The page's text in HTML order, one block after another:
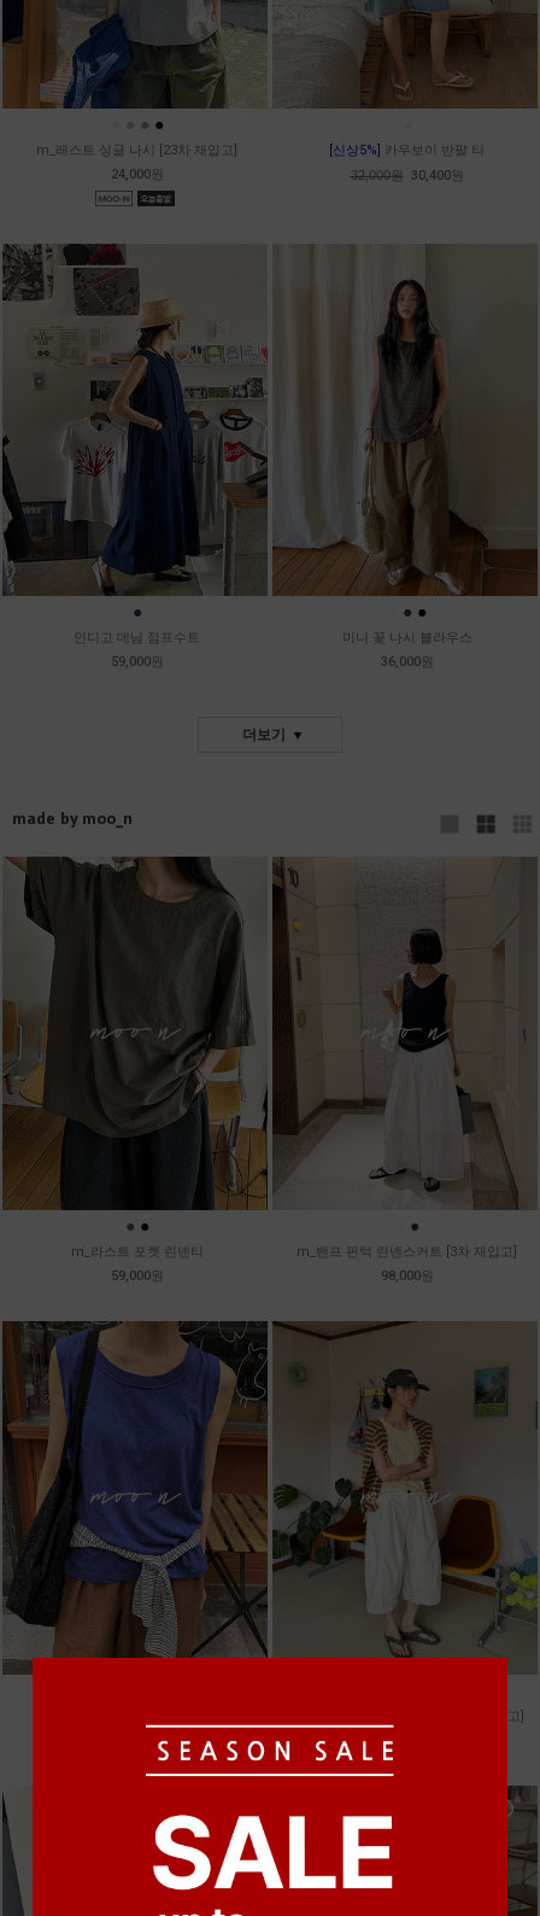
● ● ●
m_레스트 싱글 나시 [23차 재입고]
24,000원
[신상5%] 카우보이 반팔 티
32,000원 30,400원
●
인디고 데님 점프수트
59,000원
● ●
미니 꽃 나시 블라우스
36,000원
더보기
made by moo_n
● ●
m_라스트 포켓 린넨티
59,000원
●
m_밴프 핀턱 린넨스커트 [3차 재입고]
98,000원
28,000원
m_헤세드 스티치 데님팬츠 [4차 재입고]
87,000원